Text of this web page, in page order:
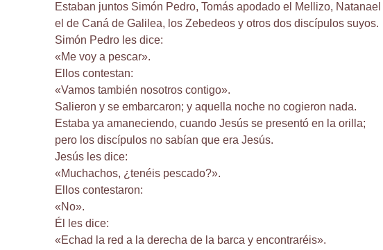
Estaban juntos Simón Pedro, Tomás apodado el Mellizo, Natanael
el de Caná de Galilea, los Zebedeos y otros dos discípulos suyos.
Simón Pedro les dice:
«Me voy a pescar».
Ellos contestan:
«Vamos también nosotros contigo».
Salieron y se embarcaron; y aquella noche no cogieron nada.
Estaba ya amaneciendo, cuando Jesús se presentó en la orilla;
pero los discípulos no sabían que era Jesús.
Jesús les dice:
«Muchachos, ¿tenéis pescado?».
Ellos contestaron:
«No».
Él les dice:
«Echad la red a la derecha de la barca y encontraréis».